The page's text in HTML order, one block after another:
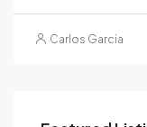
Carlos Garcia